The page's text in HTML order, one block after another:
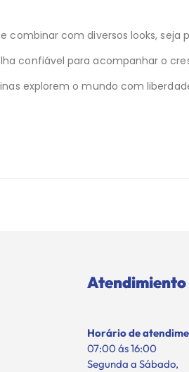
com diversos looks,
confiável para acompanhar o
explorem o mundo com
Atendimiento
Horário de
07:00 ás 16:00
Segunda a Sábado,